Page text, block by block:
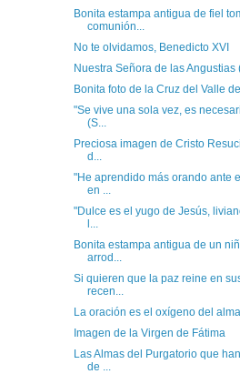
Bonita estampa antigua de fiel
comunión...
No te olvidamos, Benedicto XVI
Nuestra Señora de las Angustias
Bonita foto de la Cruz del Valle
"Se vive una sola vez, es
(S...
Preciosa imagen de Cristo
d...
"He aprendido más orando ante
en ...
"Dulce es el yugo de Jesús,
l...
Bonita estampa antigua de un
arrod...
Si quieren que la paz reine en
recen...
La oración es el oxígeno del
Imagen de la Virgen de Fátima
Las Almas del Purgatorio que
de ...